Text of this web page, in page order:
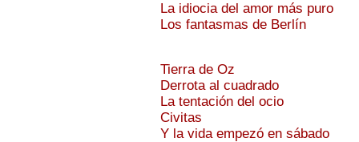
La idiocia del amor más puro
Los fantasmas de Berlín
Tierra de Oz
Derrota al cuadrado
La tentación del ocio
Civitas
Y la vida empezó en sábado